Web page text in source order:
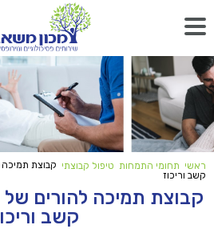
ראשי תחומי התמחות טיפול קבוצתי קבוצת
קשב וריכוז
קבוצת תמיכה להורים
קשב